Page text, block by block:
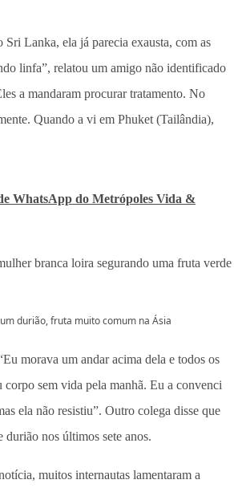
Sri Lanka, ela já parecia exausta, com as
linfa”, relatou um amigo não identificado
a mandaram procurar tratamento. No
Quando a vi em Phuket (Tailândia),
WhatsApp do Metrópoles Vida &
durião, fruta muito comum na Ásia
morava um andar acima dela e todos os
corpo sem vida pela manhã. Eu a convenci
ela não resistiu”. Outro colega disse que
durião nos últimos sete anos.
muitos internautas lamentaram a